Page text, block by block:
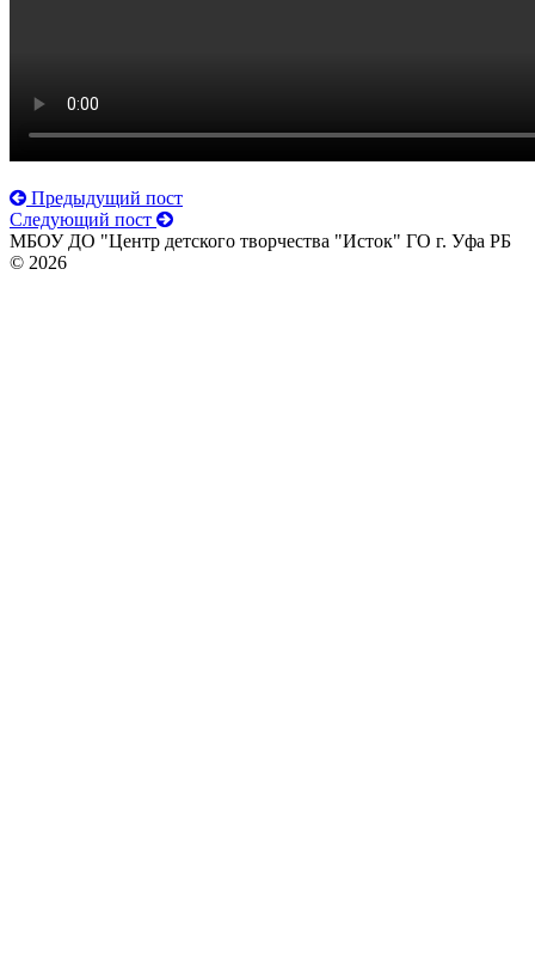
Предыдущий пост
Следующий пост
МБОУ ДО "Центр детского творчества "Исток" ГО г. Уфа РБ
© 2026